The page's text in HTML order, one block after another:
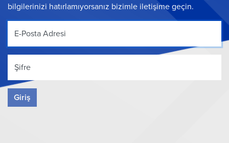
bilgilerinizi hatırlamıyorsanız bizimle iletişime geçin.
E-Posta Adresi
Şifre
Giriş